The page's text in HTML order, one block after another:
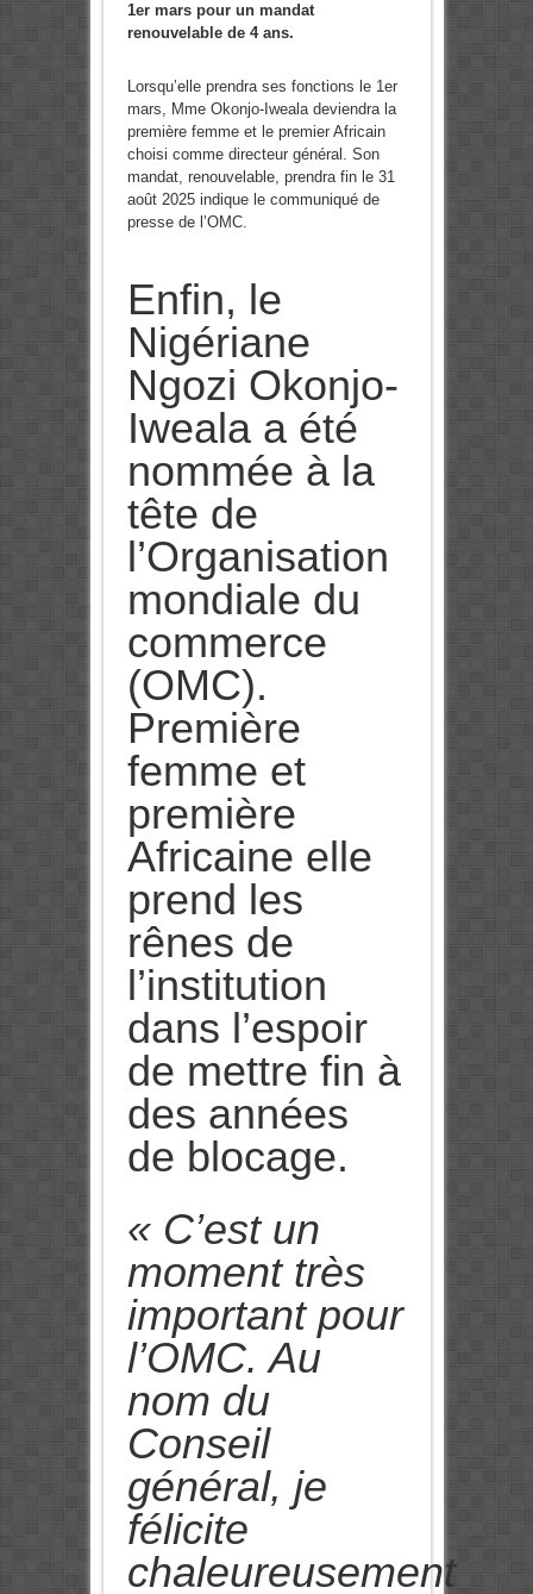
1er mars pour un mandat
renouvelable de 4 ans.
Lorsqu’elle prendra ses fonctions le 1er
mars, Mme Okonjo-Iweala deviendra la
première femme et le premier Africain
choisi comme directeur général. Son
mandat, renouvelable, prendra fin le 31
août 2025 indique le communiqué de
presse de l’OMC.
Enfin, le
Nigériane
Ngozi Okonjo-
Iweala a été
nommée à la
tête de
l’Organisation
mondiale du
commerce
(OMC).
Première
femme et
première
Africaine elle
prend les
rênes de
l’institution
dans l’espoir
de mettre fin à
des années
de blocage.
« C’est un
moment très
important pour
l’OMC. Au
nom du
Conseil
général, je
félicite
chaleureusement